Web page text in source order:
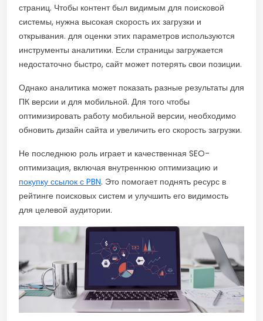
страниц. Чтобы контент был видимым для поисковой
системы, нужна высокая скорость их загрузки и
открывания. для оценки этих параметров используются
инструменты аналитики. Если страницы загружается
недостаточно быстро, сайт может потерять свои позиции.
Однако аналитика может показать разные результаты для
ПК версии и для мобильной. Для того чтобы
оптимизировать работу мобильной версии, необходимо
обновить дизайн сайта и увеличить его скорость загрузки.
Не последнюю роль играет и качественная SEO-
оптимизация, включая внутреннюю оптимизацию и
покупку ссылок с PBN. Это помогает поднять ресурс в
рейтинге поисковых систем и улучшить его видимость
для целевой аудитории.